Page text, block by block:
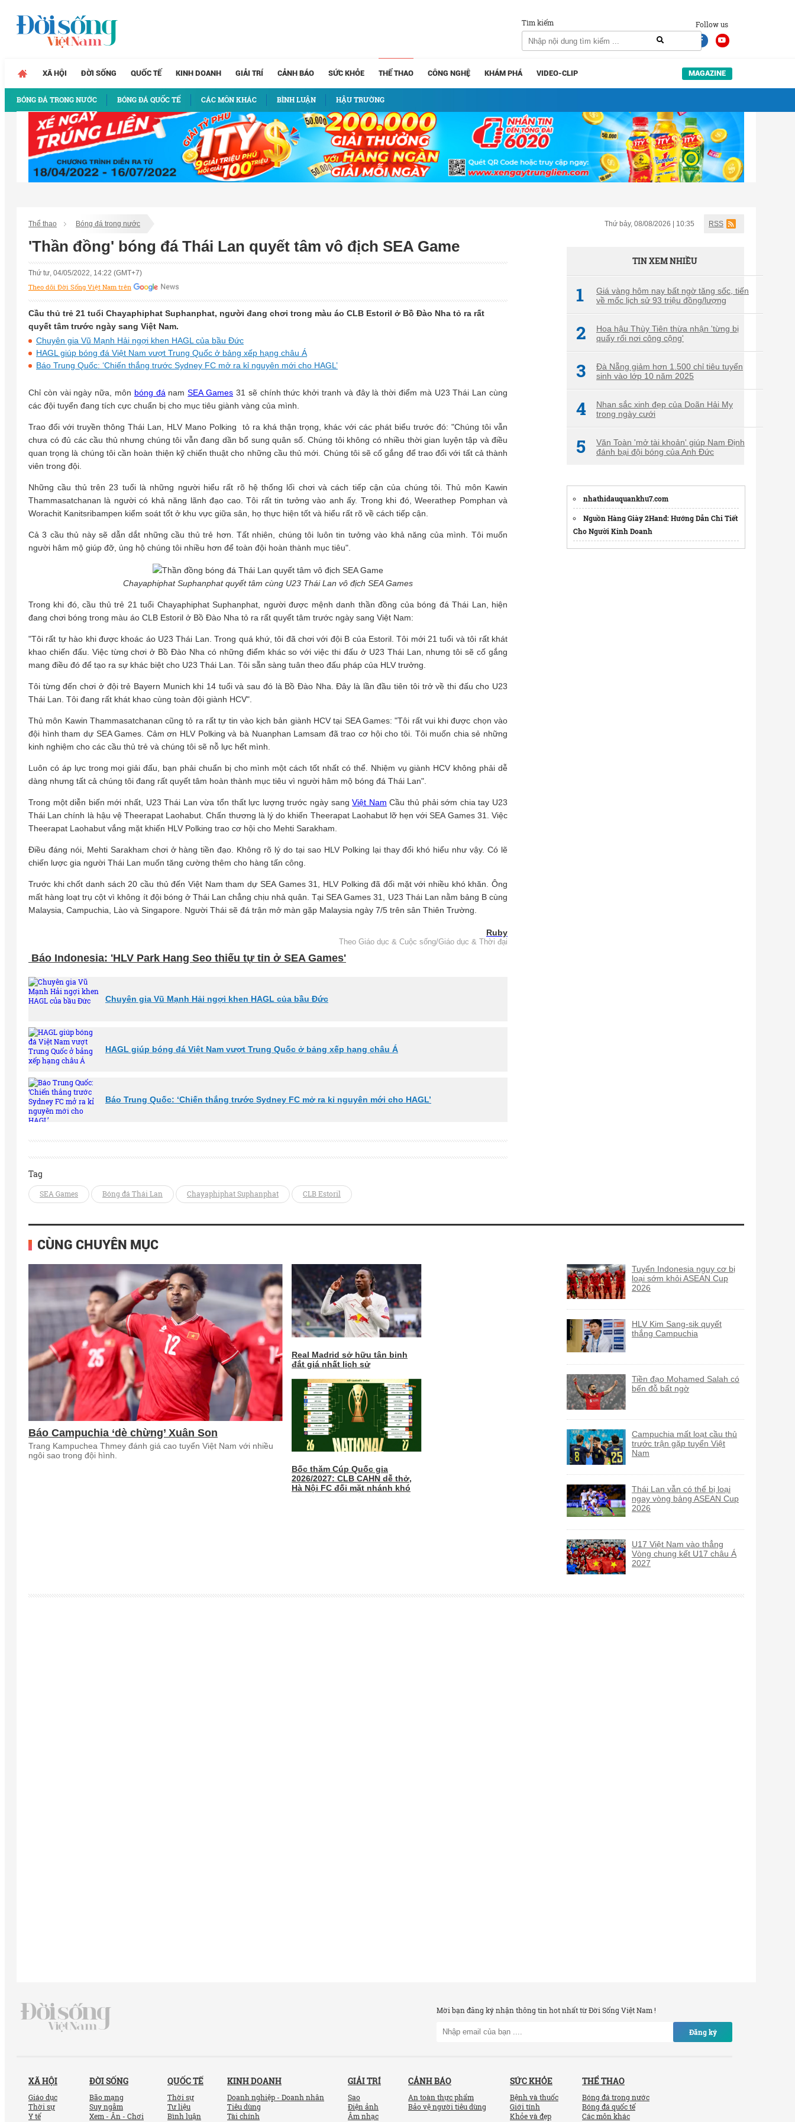
Follow us
Tìm kiếm
XÃ HỘI ĐỜI SỐNG QUỐC TẾ KINH DOANH GIẢI TRÍ CẢNH BÁO SỨC KHỎE THỂ THAO
BÓNG ĐÁ TRONG NƯỚC BÓNG ĐÁ QUỐC TẾ CÁC MÔN KHÁC BÌNH LUẬN HẬU TRƯỜNG
CÔNG NGHỆ KHÁM PHÁ VIDEO-CLIP MAGAZINE
Thể thao Bóng đá trong nước Thứ bảy, 08/08/2026 | 10:35 RSS
'Thần đồng' bóng đá Thái Lan quyết tâm vô địch SEA Game
Thứ tư, 04/05/2022, 14:22 (GMT+7)
Theo dõi Đời Sống Việt Nam trên
Cầu thủ trẻ 21 tuổi Chayaphiphat Suphanphat, người đang chơi trong màu áo CLB Estoril ở Bồ Đào Nha tỏ ra rất
quyết tâm trước ngày sang Việt Nam.
Chuyên gia Vũ Mạnh Hải ngợi khen HAGL của bầu Đức
HAGL giúp bóng đá Việt Nam vượt Trung Quốc ở bảng xếp hạng châu Á
Báo Trung Quốc: ‘Chiến thắng trước Sydney FC mở ra kỉ nguyên mới cho HAGL’
Chỉ còn vài ngày nữa, môn bóng đánamSEA Games 31 sẽ chính thức khởi tranh và đây là thời điểm mà U23 Thái Lan cùng
các đội tuyển đang tích cực chuẩn bị cho mục tiêu giành vàng của mình.
Trao đổi với truyền thông Thái Lan, HLV Mano Polking tỏ ra khá thận trọng, khác với các phát biểu trước đó: "Chúng tôi vẫn
chưa có đủ các cầu thủ nhưng chúng tôi vẫn đang dần bổ sung quân số. Chúng tôi không có nhiều thời gian luyện tập và điều
quan trọng là chúng tôi cần hoàn thiện kỹ chiến thuật cho những cầu thủ mới. Chúng tôi sẽ cố gắng để trao đổi với tất cả thành
viên trong đội.
Những cầu thủ trên 23 tuổi là những người hiểu rất rõ hệ thống lối chơi và cách tiếp cận của chúng tôi. Thủ môn Kawin
Thammasatchanan là người có khả năng lãnh đạo cao. Tôi rất tin tưởng vào anh ấy. Trong khi đó, Weerathep Pomphan và
Worachit Kanitsribampen kiểm soát tốt ở khu vực giữa sân, họ thực hiện tốt và hiểu rất rõ về cách tiếp cận.
Cả 3 cầu thủ này sẽ dẫn dắt những cầu thủ trẻ hơn. Tất nhiên, chúng tôi luôn tin tưởng vào khả năng của mình. Tôi muốn
người hâm mộ giúp đỡ, ủng hộ chúng tôi nhiều hơn để toàn đội hoàn thành mục tiêu".
Chayaphiphat Suphanphat quyết tâm cùng U23 Thái Lan vô địch SEA Games
Trong khi đó, cầu thủ trẻ 21 tuổi Chayaphiphat Suphanphat, người được mệnh danh thần đồng của bóng đá Thái Lan, hiện
đang chơi bóng trong màu áo CLB Estoril ở Bồ Đào Nha tỏ ra rất quyết tâm trước ngày sang Việt Nam:
"Tôi rất tự hào khi được khoác áo U23 Thái Lan. Trong quá khứ, tôi đã chơi với đội B của Estoril. Tôi mới 21 tuổi và tôi rất khát
khao chiến đấu. Việc từng chơi ở Bồ Đào Nha có những điểm khác so với việc thi đấu ở U23 Thái Lan, nhưng tôi sẽ cố gắng
mang điều đó để tạo ra sự khác biệt cho U23 Thái Lan. Tôi sẵn sàng tuân theo đấu pháp của HLV trưởng.
Tôi từng đến chơi ở đội trẻ Bayern Munich khi 14 tuổi và sau đó là Bồ Đào Nha. Đây là lần đầu tiên tôi trở về thi đấu cho U23
Thái Lan. Tôi đang rất khát khao cùng toàn đội giành HCV".
Thủ môn Kawin Thammasatchanan cũng tỏ ra rất tự tin vào kịch bản giành HCV tại SEA Games: "Tôi rất vui khi được chọn vào
đội hình tham dự SEA Games. Cảm ơn HLV Polking và bà Nuanphan Lamsam đã trao cơ hội cho tôi. Tôi muốn chia sẻ những
kinh nghiệm cho các cầu thủ trẻ và chúng tôi sẽ nỗ lực hết mình.
Luôn có áp lực trong mọi giải đấu, bạn phải chuẩn bị cho mình một cách tốt nhất có thể. Nhiệm vụ giành HCV không phải dễ
dàng nhưng tất cả chúng tôi đang rất quyết tâm hoàn thành mục tiêu vì người hâm mộ bóng đá Thái Lan".
Trong một diễn biến mới nhất, U23 Thái Lan vừa tổn thất lực lượng trước ngày sangViệt Nam Cầu thủ phải sớm chia tay U23
Thái Lan chính là hậu vệ Theerapat Laohabut. Chấn thương là lý do khiến Theerapat Laohabut lỡ hẹn với SEA Games 31. Việc
Theerapat Laohabut vắng mặt khiến HLV Polking trao cơ hội cho Mehti Sarakham.
Điều đáng nói, Mehti Sarakham chơi ở hàng tiền đạo. Không rõ lý do tại sao HLV Polking lại thay đổi khó hiểu như vậy. Có lẽ
chiến lược gia người Thái Lan muốn tăng cường thêm cho hàng tấn công.
Trước khi chốt danh sách 20 cầu thủ đến Việt Nam tham dự SEA Games 31, HLV Polking đã đối mặt với nhiều khó khăn. Ông
mất hàng loạt trụ cột vì không ít đội bóng ở Thái Lan chẳng chịu nhả quân. Tại SEA Games 31, U23 Thái Lan nằm bảng B cùng
Malaysia, Campuchia, Lào và Singapore. Người Thái sẽ đá trận mở màn gặp Malaysia ngày 7/5 trên sân Thiên Trường.
Ruby
Theo Giáo dục & Cuộc sống/Giáo dục & Thời đại
Báo Indonesia: 'HLV Park Hang Seo thiếu tự tin ở SEA Games'
Chuyên gia Vũ Mạnh Hải ngợi khen HAGL của bầu Đức
HAGL giúp bóng đá Việt Nam vượt Trung Quốc ở bảng xếp hạng châu Á
Báo Trung Quốc: ‘Chiến thắng trước Sydney FC mở ra kỉ nguyên mới cho HAGL’
Tag
SEA Games Bóng đá Thái Lan Chayaphiphat Suphanphat CLB Estoril
TIN XEM NHIỀU
1
Giá vàng hôm nay bất ngờ tăng sốc, tiến
về mốc lịch sử 93 triệu đồng/lượng
2
Hoa hậu Thùy Tiên thừa nhận 'từng bị
quấy rối nơi công cộng'
3
Đà Nẵng giảm hơn 1.500 chỉ tiêu tuyển
sinh vào lớp 10 năm 2025
4
Nhan sắc xinh đẹp của Doãn Hải My
trong ngày cưới
5
Văn Toàn 'mở tài khoản' giúp Nam Định
đánh bại đội bóng của Anh Đức
nhathidauquankhu7.com
Nguồn Hàng Giày 2Hand: Hướng Dẫn Chi Tiết
Cho Người Kinh Doanh
CÙNG CHUYÊN MỤC
Báo Campuchia ‘dè chừng’ Xuân Son
Trang Kampuchea Thmey đánh giá cao tuyển Việt Nam với nhiều
ngôi sao trong đội hình.
Real Madrid sở hữu tân binh
đắt giá nhất lịch sử
Bốc thăm Cúp Quốc gia
2026/2027: CLB CAHN dễ thở,
Hà Nội FC đối mặt nhánh khó
Tuyển Indonesia nguy cơ bị
loại sớm khỏi ASEAN Cup
2026
HLV Kim Sang-sik quyết
thắng Campuchia
Tiền đạo Mohamed Salah có
bến đỗ bất ngờ
Campuchia mất loạt cầu thủ
trước trận gặp tuyển Việt
Nam
Thái Lan vẫn có thể bị loại
ngay vòng bảng ASEAN Cup
2026
U17 Việt Nam vào thẳng
Vòng chung kết U17 châu Á
2027
Mời bạn đăng ký nhận thông tin hot nhất từ Đời Sống Việt Nam !
Đăng ký
XÃ HỘI
Giáo dục
Thời sự
Y tế
ĐỜI SỐNG
Bão mạng
Suy ngẫm
Xem - Ăn - Chơi
QUỐC TẾ
Thời sự
Tư liệu
Bình luận
KINH DOANH
Doanh nghiệp - Doanh nhân
Tiêu dùng
Tài chính
GIẢI TRÍ
Sao
Điện ảnh
Âm nhạc
CẢNH BÁO
An toàn thực phẩm
Bảo vệ người tiêu dùng
SỨC KHỎE
Bệnh và thuốc
Giới tính
Khỏe và đẹp
THỂ THAO
Bóng đá trong nước
Bóng đá quốc tế
Các môn khác